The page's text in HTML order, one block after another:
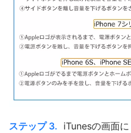
ステップ 3. iTunesの画面